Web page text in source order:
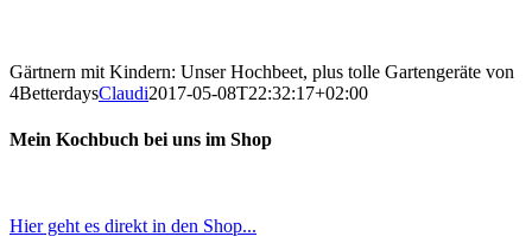
Gärtnern mit Kindern: Unser Hochbeet, plus tolle Gartengeräte von
4BetterdaysClaudi2017-05-08T22:32:17+02:00
Mein Kochbuch bei uns im Shop
Hier geht es direkt in den Shop...